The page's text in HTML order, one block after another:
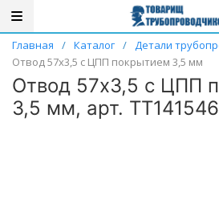
Главная / Каталог / Детали
Отвод 57х3,5 с ЦПП покрытием 3,5 мм
Отвод 57х3,5 с ЦПП
3,5 мм, арт. ТТ141546